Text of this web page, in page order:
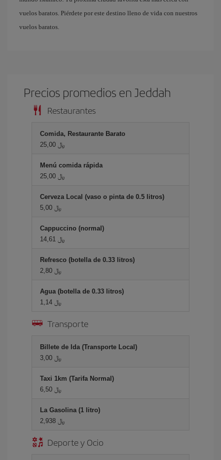
vuelos baratos. Piérdete por este destino lleno de vida con nuestros
vuelos baratos.
Precios promedios en Jeddah
Restaurantes
Comida, Restaurante Barato
25,00 ﷼
Menú comida rápida
25,00 ﷼
Cerveza Local (vaso o pinta de 0.5 litros)
5,00 ﷼
Cappuccino (normal)
14,61 ﷼
Refresco (botella de 0.33 litros)
2,80 ﷼
Agua (botella de 0.33 litros)
1,14 ﷼
Transporte
Billete de Ida (Transporte Local)
3,00 ﷼
Taxi 1km (Tarifa Normal)
6,50 ﷼
La Gasolina (1 litro)
2,938 ﷼
Deporte y Ocio